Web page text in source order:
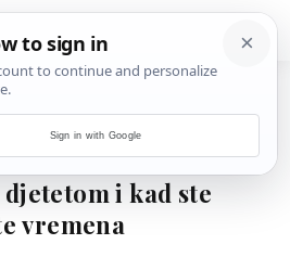
i kad ste
vremena
Sign in with Google